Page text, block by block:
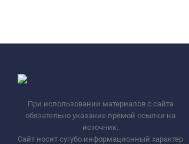
При использовании материалов с сайта
обязательно указание прямой ссылки на
источник.
Сайт носит сугубо информационный характер